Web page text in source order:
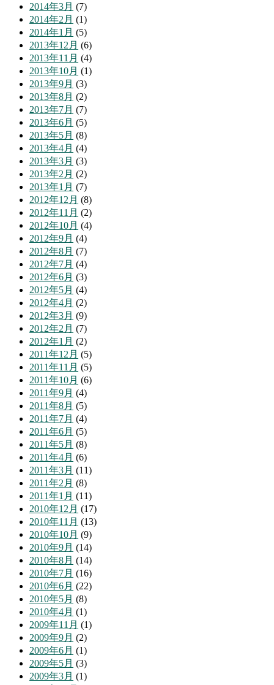
2014年3月 (7)
2014年2月 (1)
2014年1月 (5)
2013年12月 (6)
2013年11月 (4)
2013年10月 (1)
2013年9月 (3)
2013年8月 (2)
2013年7月 (7)
2013年6月 (5)
2013年5月 (8)
2013年4月 (4)
2013年3月 (3)
2013年2月 (2)
2013年1月 (7)
2012年12月 (8)
2012年11月 (2)
2012年10月 (4)
2012年9月 (4)
2012年8月 (7)
2012年7月 (4)
2012年6月 (3)
2012年5月 (4)
2012年4月 (2)
2012年3月 (9)
2012年2月 (7)
2012年1月 (2)
2011年12月 (5)
2011年11月 (5)
2011年10月 (6)
2011年9月 (4)
2011年8月 (5)
2011年7月 (4)
2011年6月 (5)
2011年5月 (8)
2011年4月 (6)
2011年3月 (11)
2011年2月 (8)
2011年1月 (11)
2010年12月 (17)
2010年11月 (13)
2010年10月 (9)
2010年9月 (14)
2010年8月 (14)
2010年7月 (16)
2010年6月 (22)
2010年5月 (8)
2010年4月 (1)
2009年11月 (1)
2009年9月 (2)
2009年6月 (1)
2009年5月 (3)
2009年3月 (1)